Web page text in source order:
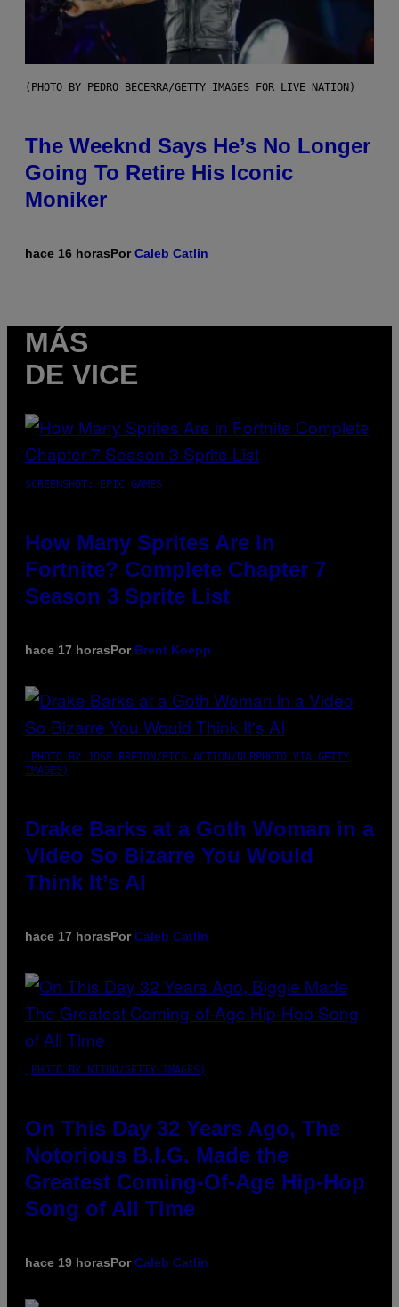
(PHOTO BY PEDRO BECERRA/GETTY IMAGES FOR LIVE NATION)
The Weeknd Says He’s No Longer
Going To Retire His Iconic
Moniker
hace 16 horasPorCaleb Catlin
MÁS
DE VICE
SCREENSHOT: EPIC GAMES
How Many Sprites Are in
Fortnite? Complete Chapter 7
Season 3 Sprite List
hace 17 horasPor Brent Koepp
(PHOTO BY JOSE BRETON/PICS ACTION/NURPHOTO VIA GETTY
IMAGES)
Drake Barks at a Goth Woman in a
Video So Bizarre You Would
Think It’s AI
hace 17 horasPorCaleb Catlin
(PHOTO BY NITRO/GETTY IMAGES)
On This Day 32 Years Ago, The
Notorious B.I.G. Made the
Greatest Coming-Of-Age Hip-Hop
Song of All Time
hace 19 horasPorCaleb Catlin